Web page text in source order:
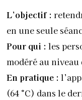
L’objectif :
en une seule
Pour qui : les
modéré au niveau
En pratique :
(64 °C) dans le